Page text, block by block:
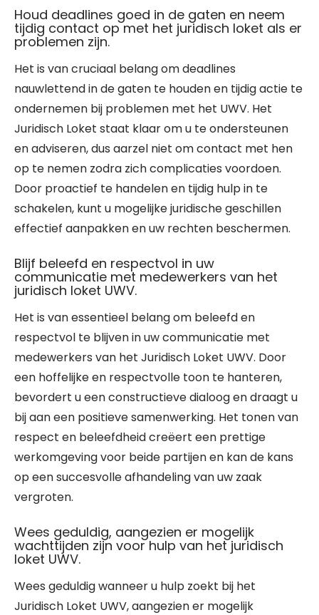
Houd deadlines goed in de gaten en neem
tijdig contact op met het juridisch loket als er
problemen zijn.
Het is van cruciaal belang om deadlines
nauwlettend in de gaten te houden en tijdig actie te
ondernemen bij problemen met het UWV. Het
Juridisch Loket staat klaar om u te ondersteunen
en adviseren, dus aarzel niet om contact met hen
op te nemen zodra zich complicaties voordoen.
Door proactief te handelen en tijdig hulp in te
schakelen, kunt u mogelijke juridische geschillen
effectief aanpakken en uw rechten beschermen.
Blijf beleefd en respectvol in uw
communicatie met medewerkers van het
juridisch loket UWV.
Het is van essentieel belang om beleefd en
respectvol te blijven in uw communicatie met
medewerkers van het Juridisch Loket UWV. Door
een hoffelijke en respectvolle toon te hanteren,
bevordert u een constructieve dialoog en draagt u
bij aan een positieve samenwerking. Het tonen van
respect en beleefdheid creëert een prettige
werkomgeving voor beide partijen en kan de kans
op een succesvolle afhandeling van uw zaak
vergroten.
Wees geduldig, aangezien er mogelijk
wachttijden zijn voor hulp van het juridisch
loket UWV.
Wees geduldig wanneer u hulp zoekt bij het
Juridisch Loket UWV, aangezien er mogelijk